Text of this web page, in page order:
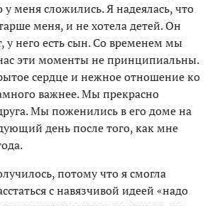
у меня сложились. Я надеялась, что
меня, и не хотела детей. Он
у него есть сын. Со временем мы
эти моменты не принципиальны.
сердце и нежное отношение ко
важнее. Мы прекрасно
Мы поженились в его доме на
день после того, как мне
потому что я смогла
с навязчивой идеей «надо